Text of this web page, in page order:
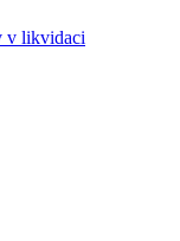
v likvidaci